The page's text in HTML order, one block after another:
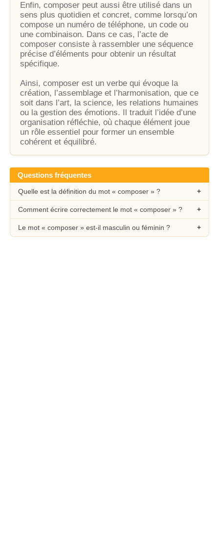
Enfin, composer peut aussi être utilisé dans un
sens plus quotidien et concret, comme lorsqu’on
compose un numéro de téléphone, un code ou
une combinaison. Dans ce cas, l’acte de
composer consiste à rassembler une séquence
précise d’éléments pour obtenir un résultat
spécifique.
Ainsi, composer est un verbe qui évoque la
création, l’assemblage et l’harmonisation, que ce
soit dans l’art, la science, les relations humaines
ou la gestion des émotions. Il traduit l’idée d’une
organisation réfléchie, où chaque élément joue
un rôle essentiel pour former un ensemble
cohérent et équilibré.
Questions fréquentes
Quelle est la définition du mot « composer » ?
Comment écrire correctement le mot « composer » ?
Le mot « composer » est-il masculin ou féminin ?